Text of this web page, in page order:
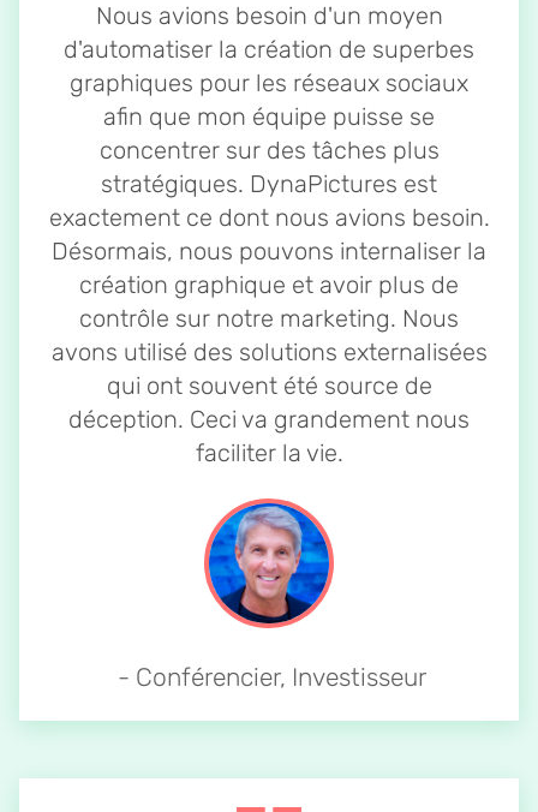
Nous avions besoin d'un moyen
d'automatiser la création de superbes
graphiques pour les réseaux sociaux
afin que mon équipe puisse se
concentrer sur des tâches plus
stratégiques. DynaPictures est
exactement ce dont nous avions besoin.
Désormais, nous pouvons internaliser la
création graphique et avoir plus de
contrôle sur notre marketing. Nous
avons utilisé des solutions externalisées
qui ont souvent été source de
déception. Ceci va grandement nous
faciliter la vie.
- Conférencier, Investisseur